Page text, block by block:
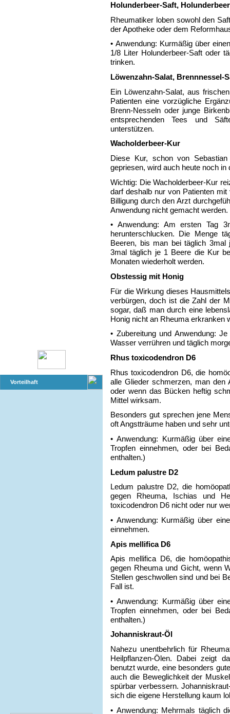
Holunderbeer-Saft,
Rheumatiker loben sowohl den
der Apotheke oder dem
• Anwendung: Kurmäßig über
1/8 Liter Holunderbeer-Saft oder
trinken.
Löwenzahn-Salat, Brennnessel-
Ein Löwenzahn-Salat, aus
Patienten eine vorzügliche
Brenn-Nesseln oder junge
entsprechenden Tees und
unterstützen.
Wacholderbeer-Kur
Diese Kur, schon von
gepriesen, wird auch heute noch
Wichtig: Die Wacholderbeer-Kur
darf deshalb nur von Patienten
Billigung durch den Arzt
Anwendung nicht gemacht werden.
• Anwendung: Am ersten Tag
herunterschlucken. Die Menge
Beeren, bis man bei täglich 3mal
3mal täglich je 1 Beere die Kur
Monaten wiederholt werden.
Obstessig mit Honig
Für die Wirkung dieses
verbürgen, doch ist die Zahl der
sogar, daß man durch eine
Honig nicht an Rheuma erkranken
• Zubereitung und Anwendung:
Wasser verrühren und täglich
Rhus toxicodendron D6
Rhus toxicodendron D6, die
alle Glieder schmerzen, man den
oder wenn das Bücken heftig
Mittel wirksam.
Besonders gut sprechen jene
oft Angstträume haben und sehr
• Anwendung: Kurmäßig über
Tropfen einnehmen, oder bei
enthalten.)
Ledum palustre D2
Ledum palustre D2, die
gegen Rheuma, Ischias und
toxicodendron D6 nicht oder nur
• Anwendung: Kurmäßig über
einnehmen.
Apis mellifica D6
Apis mellifica D6, die
gegen Rheuma und Gicht, wenn
Stellen geschwollen sind und bei
Fall ist.
• Anwendung: Kurmäßig über
Tropfen einnehmen, oder bei
enthalten.)
Johanniskraut-Öl
Nahezu unentbehrlich für
Heilpflanzen-Ölen. Dabei zeigt
benutzt wurde, eine besonders
auch die Beweglichkeit der
spürbar verbessern.
sich die eigene Herstellung kaum
• Anwendung: Mehrmals täglich
Vorteilhaft